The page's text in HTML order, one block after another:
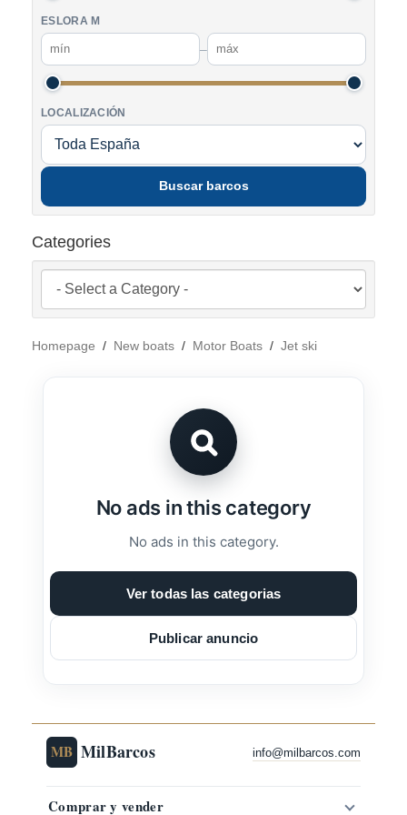
ESLORA M
–
LOCALIZACIÓN
Buscar barcos
Categories
Homepage / New boats / Motor Boats / Jet ski
No ads in this category
No ads in this category.
Ver todas las categorias
Publicar anuncio
MB MilBarcos info@milbarcos.com
Comprar y vender